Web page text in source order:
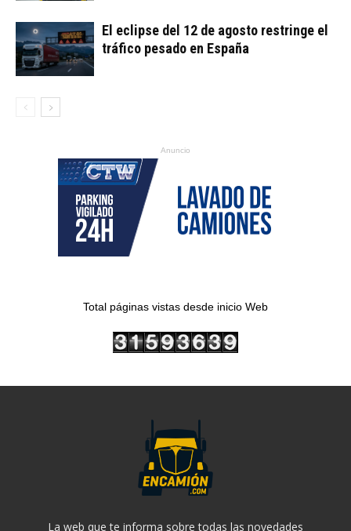
El eclipse del 12 de agosto restringe el
tráfico pesado en España
Anuncio
Total páginas vistas desde inicio Web
La web que te informa sobre todas las novedades